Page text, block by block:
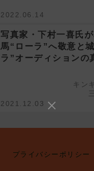
2022.06.14
写真家・下村一喜氏
馬“ローラ”へ敬意と
ラ”オーディションの
2021.12.03
キン
プライバシーポリシー